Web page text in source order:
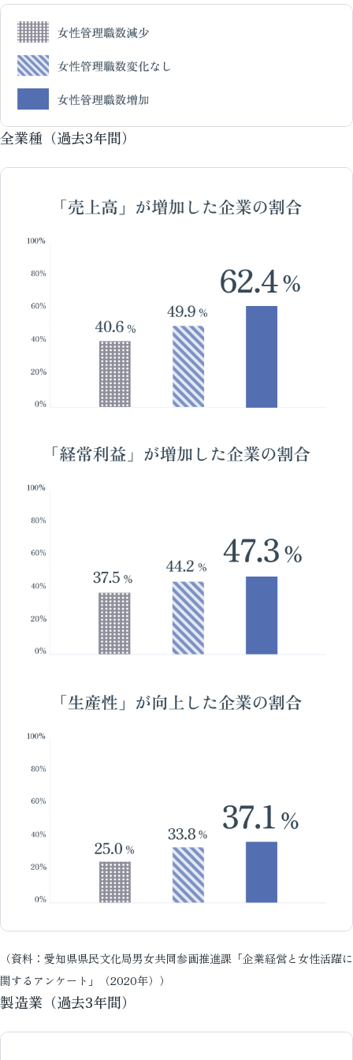
全業種（過去3年間）
（資料：愛知県県民文化局男女共同参画推進課「企業経営と女性活躍に
関するアンケート」（2020年））
製造業（過去3年間）